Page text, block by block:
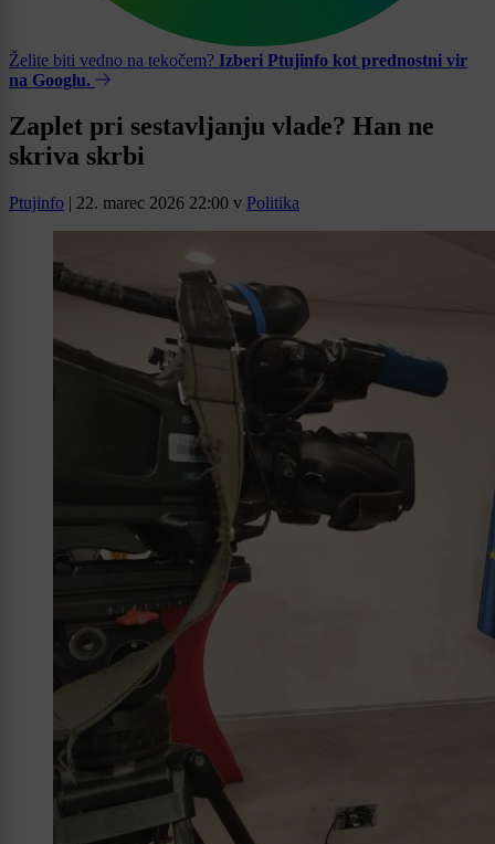
Želite biti vedno na tekočem? Izberi Ptujinfo kot prednostni vir
na Googlu.
Zaplet pri sestavljanju vlade? Han ne
skriva skrbi
Ptujinfo | 22. marec 2026 22:00 v Politika